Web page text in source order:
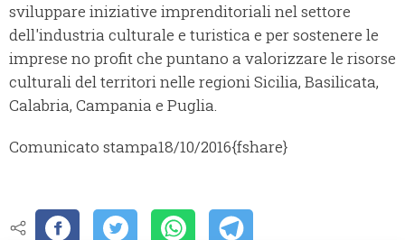
sviluppare iniziative imprenditoriali nel settore
dell'industria culturale e turistica e per sostenere le
imprese no profit che puntano a valorizzare le risorse
culturali del territori nelle regioni Sicilia, Basilicata,
Calabria, Campania e Puglia.
Comunicato stampa18/10/2016{fshare}